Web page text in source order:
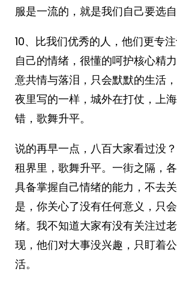
服是一流的，就是我们自己要选自
10、比我们优秀的人，他们更专
自己的情绪，很懂的呵护核心精
意共情与落泪，只会默默的生活
夜里写的一样，城外在打仗，上
错，歌舞升平。
说的再早一点，八百大家看过没
租界里，歌舞升平。一街之隔，
具备掌握自己情绪的能力，不去
是，你关心了没有任何意义，只
绪。我不知道大家有没有关注过
现，他们对大事没兴趣，只盯着
活。